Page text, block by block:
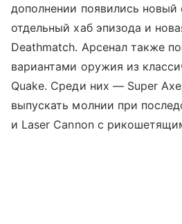
дополнении появились новый
отдельный хаб эпизода и
Deathmatch. Арсенал также
вариантами оружия из
Quake. Среди них — Super
выпускать молнии при
и Laser Cannon с